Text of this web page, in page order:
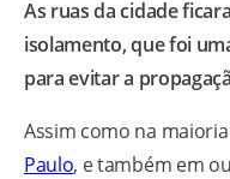
As ruas da cidade
isolamento, que foi
para evitar a
Assim como na
Paulo, e também em